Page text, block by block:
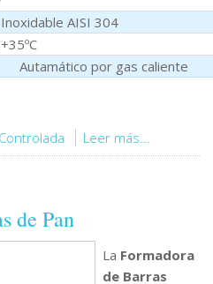
AISI 304
por gas caliente
Leer más...
de Pan
La Formadora
de Barras